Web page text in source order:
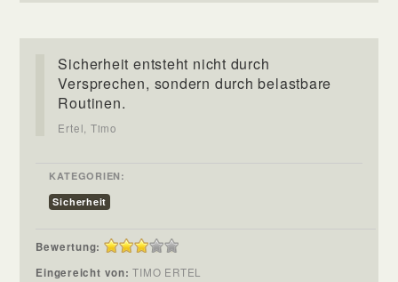
Sicherheit entsteht nicht durch
Versprechen, sondern durch belastbare
Routinen.
Ertel, Timo
KATEGORIEN:
Sicherheit
Bewertung:
Eingereicht von:TIMO ERTEL